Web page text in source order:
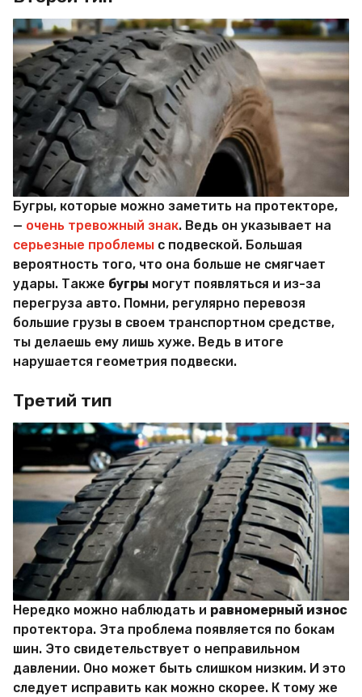
Бугры, которые можно заметить на протекторе,
— очень тревожный знак. Ведь он указывает на
серьезные проблемы с подвеской. Большая
вероятность того, что она больше не смягчает
удары. Также бугры могут появляться и из-за
перегруза авто. Помни, регулярно перевозя
большие грузы в своем транспортном средстве,
ты делаешь ему лишь хуже. Ведь в итоге
нарушается геометрия подвески.
Третий тип
Нередко можно наблюдать и равномерный износ
протектора. Эта проблема появляется по бокам
шин. Это свидетельствует о неправильном
давлении. Оно может быть слишком низким. И это
следует исправить как можно скорее. К тому же